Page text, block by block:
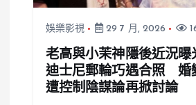
娛樂影視 29 7 月, 2026
老高與小茉神隱後近況曝
迪士尼郵輪巧遇合照 婚
遭控制陰謀論再掀討論